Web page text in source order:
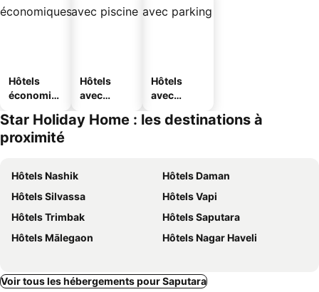
Hôtels
économiq
Hôtels
avec
Hôtels
avec
Star Holiday Home : les destinations à
proximité
Hôtels Nashik
Hôtels Daman
Hôtels Silvassa
Hôtels Vapi
Hôtels Trimbak
Hôtels Saputara
Hôtels Mālegaon
Hôtels Nagar Haveli
Voir tous les hébergements pour Saputara